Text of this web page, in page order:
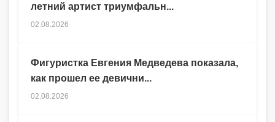
летний артист триумфальн...
02.08.2026
Фигуристка Евгения Медведева показала,
как прошел ее девични...
02.08.2026